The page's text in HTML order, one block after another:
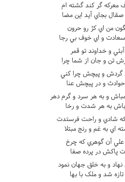
گر کند گشته ام
بجاي آيد اين مضا
من اي کژ رو حرون
و اي خوف بي رجا
و خداوند تو قمر
تن و جان از شما چرا
و پيچش چرا کني
و در پيچش عنا
و به هر سرد و گرم دهر
باش به هر شدت و رخا
شادي و راحت فرستدت
اي به غم و رنج مبتلا
آن گوهري که چرخ
پاکش در پرده صفا
و به خلق جهان نمود
تازه شد و ملک با بها